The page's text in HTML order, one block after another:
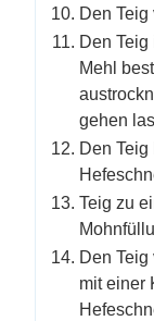
Den
Den
Mehl
gehen
Den
Teig zu
Den
mit einer